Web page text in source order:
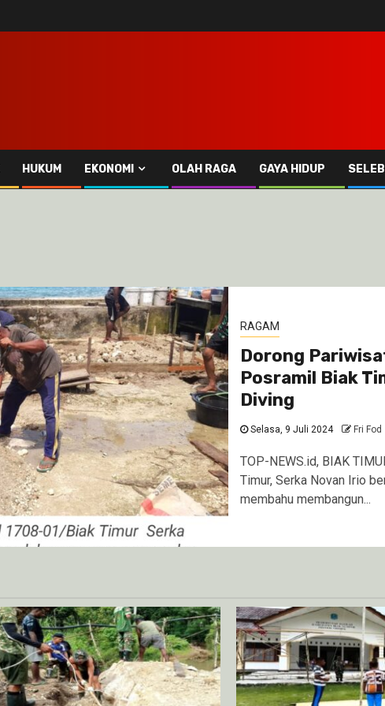
HUKUM EKONOMI OLAH RAGA GAYA HIDUP
RAGAM
Dorong
Posramil Biak
Diving
Selasa, 9 Juli 2024 Fri Fod
TOP-NEWS.id, BIAK
Timur, Serka Novan Irio
membahu membangun...